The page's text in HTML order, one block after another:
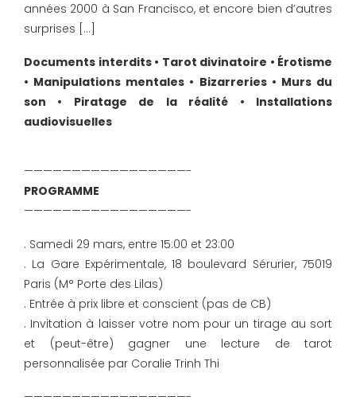
années 2000 à San Francisco, et encore bien d’autres
surprises […]
Documents interdits • Tarot divinatoire • Érotisme
• Manipulations mentales • Bizarreries • Murs du
son • Piratage de la réalité • Installations
audiovisuelles
—————————————————-
PROGRAMME
—————————————————-
. Samedi 29 mars, entre 15:00 et 23:00
. La Gare Expérimentale, 18 boulevard Sérurier, 75019
Paris (M° Porte des Lilas)
. Entrée à prix libre et conscient (pas de CB)
. Invitation à laisser votre nom pour un tirage au sort
et (peut-être) gagner une lecture de tarot
personnalisée par Coralie Trinh Thi
—————————————————-